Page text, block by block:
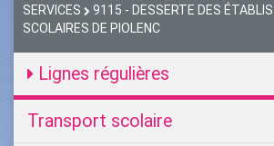
SERVICES
9115 - DESSERTE DES
SCOLAIRES DE PIOLENC
Lignes régulières
Transport scolaire